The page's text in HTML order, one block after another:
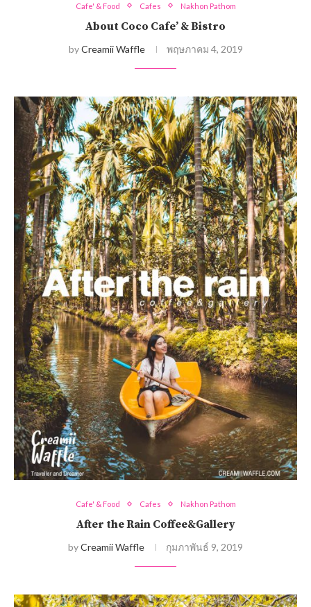
Cafe' & Food Cafes Nakhon Pathom
About Coco Cafe’ & Bistro
byCreamii Waffle พฤษภาคม 4, 2019
Cafe' & Food Cafes Nakhon Pathom
After the Rain Coffee&Gallery
byCreamii Waffle กุมภาพันธ์ 9, 2019